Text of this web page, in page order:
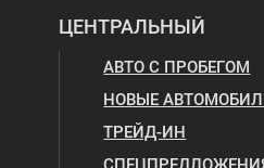
ЦЕНТРАЛЬНЫЙ
АВТО С ПРОБЕГОМ
НОВЫЕ
ТРЕЙД-ИН